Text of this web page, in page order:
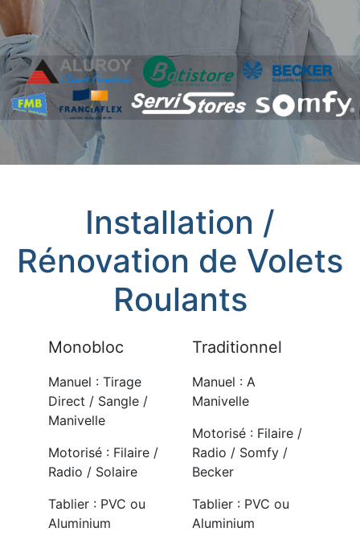
Installation /
Rénovation de Volets
Roulants
Monobloc
Manuel : Tirage
Direct / Sangle /
Manivelle
Motorisé : Filaire /
Radio / Solaire
Tablier : PVC ou
Aluminium
Traditionnel
Manuel : A
Manivelle
Motorisé : Filaire /
Radio / Somfy /
Becker
Tablier : PVC ou
Aluminium